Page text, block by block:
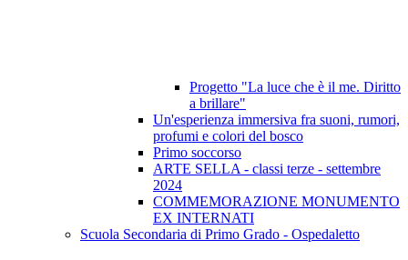
Progetto "La luce che è il me. Diritto
a brillare"
Un'esperienza immersiva fra suoni, rumori,
profumi e colori del bosco
Primo soccorso
ARTE SELLA - classi terze - settembre
2024
COMMEMORAZIONE MONUMENTO
EX INTERNATI
Scuola Secondaria di Primo Grado - Ospedaletto